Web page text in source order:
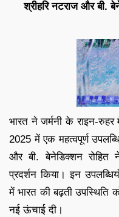
श्रीहरि नटराज और बी.
भारत ने जर्मनी के राइन-रुहर
2025 में एक महत्वपूर्ण
और बी. बेनेडिक्शन रोहित
प्रदर्शन किया। इन
में भारत की बढ़ती उपस्थिति
नई ऊंचाई दी।